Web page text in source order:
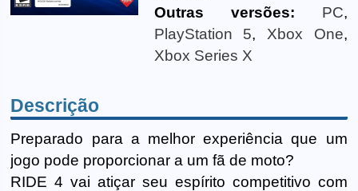
Outras versões:
PC,
PlayStation 5, Xbox One,
Xbox Series X
Descrição
Preparado para a melhor experiência que um
jogo pode proporcionar a um fã de moto?
RIDE 4 vai atiçar seu espírito competitivo com